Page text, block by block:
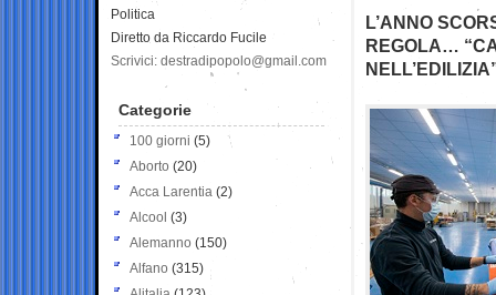
L’ANNO
REGOLA…
Politica
Diretto da Riccardo Fucile
Scrivici: destradipopolo@gmail.com
Categorie
100 giorni (5)
Aborto (20)
Acca Larentia (2)
Alcool (3)
Alemanno (150)
Alfano (315)